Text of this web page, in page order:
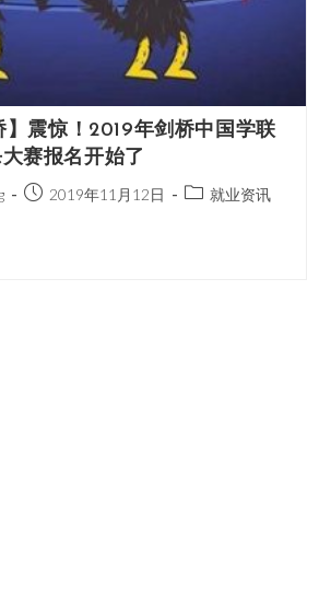
】震惊！2019年剑桥中国学联
赛报名开始了
2019年11月12日 就业资讯